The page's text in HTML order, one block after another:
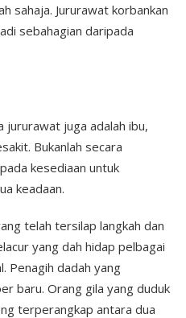
sahaja. Jururawat korbankan
sebahagian daripada
jururawat juga adalah ibu,
Bukanlah secara
kesediaan untuk
keadaan.
telah tersilap langkah dan
yang dah hidap pelbagai
Penagih dadah yang
baru. Orang gila yang duduk
terperangkap antara dua